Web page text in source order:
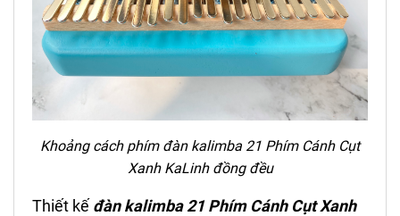
Khoảng cách phím đàn kalimba 21 Phím Cánh Cụt
Xanh KaLinhđồng đều
Thiết kế đàn kalimba 21 Phím Cánh CụtXanh